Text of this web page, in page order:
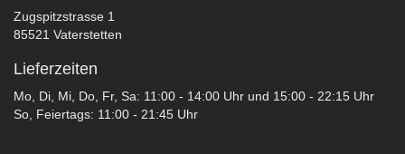
Zugspitzstrasse 1
85521 Vaterstetten
Lieferzeiten
Mo, Di, Mi, Do, Fr, Sa: 11:00 - 14:00 Uhr und 15:00 - 22:15 Uhr
So, Feiertags: 11:00 - 21:45 Uhr